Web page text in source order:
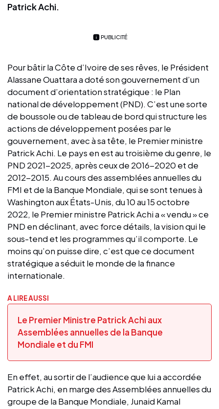
Patrick Achi.
PUBLICITÉ
Pour bâtir la Côte d’Ivoire de ses rêves, le Président
Alassane Ouattara a doté son gouvernement d’un
document d’orientation stratégique : le Plan
national de développement (PND). C’est une sorte
de boussole ou de tableau de bord qui structure les
actions de développement posées par le
gouvernement, avec à sa tête, le Premier ministre
Patrick Achi. Le pays en est au troisième du genre, le
PND 2021-2025, après ceux de 2016-2020 et de
2012-2015. Au cours des assemblées annuelles du
FMI et de la Banque Mondiale, qui se sont tenues à
Washington aux États-Unis, du 10 au 15 octobre
2022, le Premier ministre Patrick Achi a « vendu » ce
PND en déclinant, avec force détails, la vision qui le
sous-tend et les programmes qu’il comporte. Le
moins qu’on puisse dire, c’est que ce document
stratégique a séduit le monde de la finance
internationale.
A LIRE AUSSI
Le Premier Ministre Patrick Achi aux
Assemblées annuelles de la Banque
Mondiale et du FMI
En effet, au sortir de l’audience que lui a accordée
Patrick Achi, en marge des Assemblées annuelles du
groupe de la Banque Mondiale, Junaid Kamal